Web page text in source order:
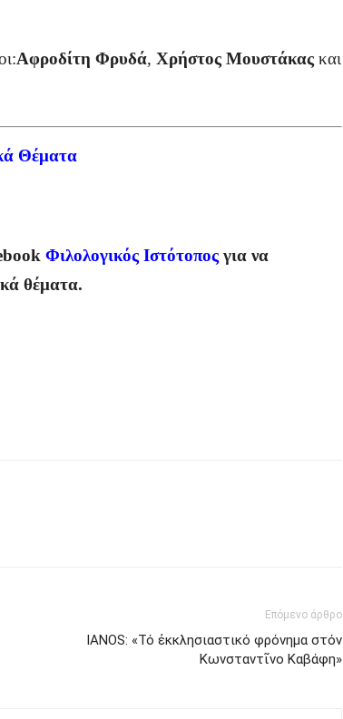
Αφροδίτη Φρυδά, Χρήστος Μουστάκας και
Θέματα
Φιλολογικός Ιστότοπος για να
θέματα.
Επόμενο άρθρο
IANOS: «Τό ἐκκλησιαστικό φρόνημα στόν
Κωνσταντῖνο Καβάφη»